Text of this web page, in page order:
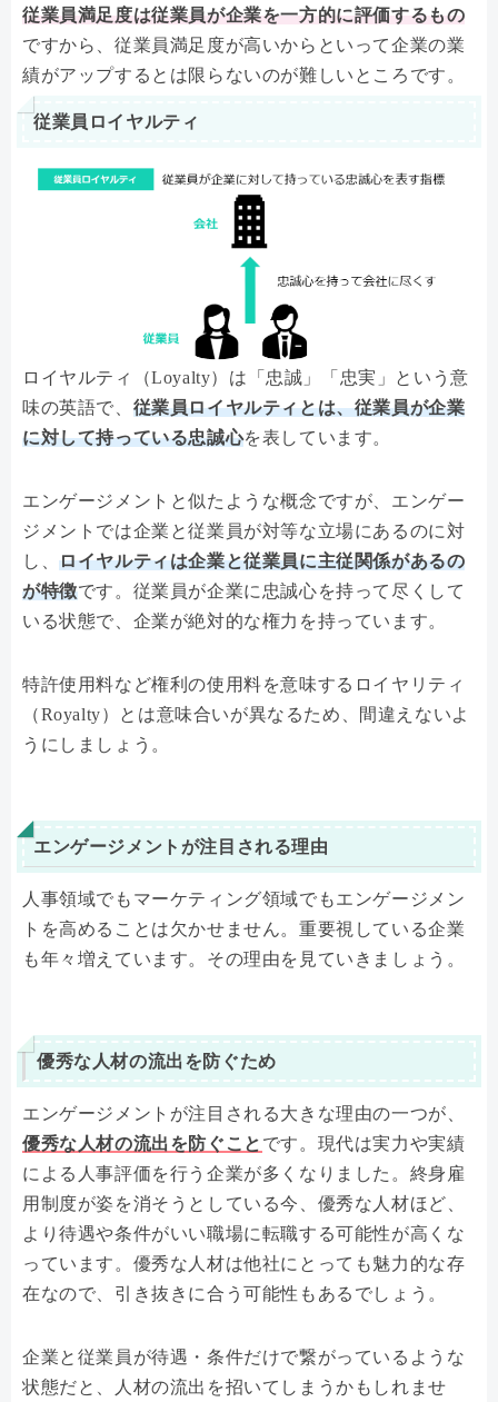
従業員満足度は従業員が企業を一方的に評価するもの
ですから、従業員満足度が高いからといって企業の業
績がアップするとは限らないのが難しいところです。
従業員ロイヤルティ
ロイヤルティ（Loyalty）は「忠誠」「忠実」という意
味の英語で、 従業員ロイヤルティとは、従業員が企業
に対して持っている忠誠心を表しています。
エンゲージメントと似たような概念ですが、エンゲー
ジメントでは企業と従業員が対等な立場にあるのに対
し、ロイヤルティは企業と従業員に主従関係があるの
が特徴です。従業員が企業に忠誠心を持って尽くして
いる状態で、企業が絶対的な権力を持っています。
特許使用料など権利の使用料を意味するロイヤリティ
（Royalty）とは意味合いが異なるため、間違えないよ
うにしましょう。
エンゲージメントが注目される理由
人事領域でもマーケティング領域でもエンゲージメン
トを高めることは欠かせません。重要視している企業
も年々増えています。その理由を見ていきましょう。
優秀な人材の流出を防ぐため
エンゲージメントが注目される大きな理由の一つが、
優秀な人材の流出を防ぐこと です。現代は実力や実績
による人事評価を行う企業が多くなりました。終身雇
用制度が姿を消そうとしている今、優秀な人材ほど、
より待遇や条件がいい職場に転職する可能性が高くな
っています。優秀な人材は他社にとっても魅力的な存
在なので、引き抜きに合う可能性もあるでしょう。
企業と従業員が待遇・条件だけで繋がっているような
状態だと、人材の流出を招いてしまうかもしれませ